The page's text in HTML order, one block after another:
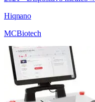
Hiqnano
MCBiotech